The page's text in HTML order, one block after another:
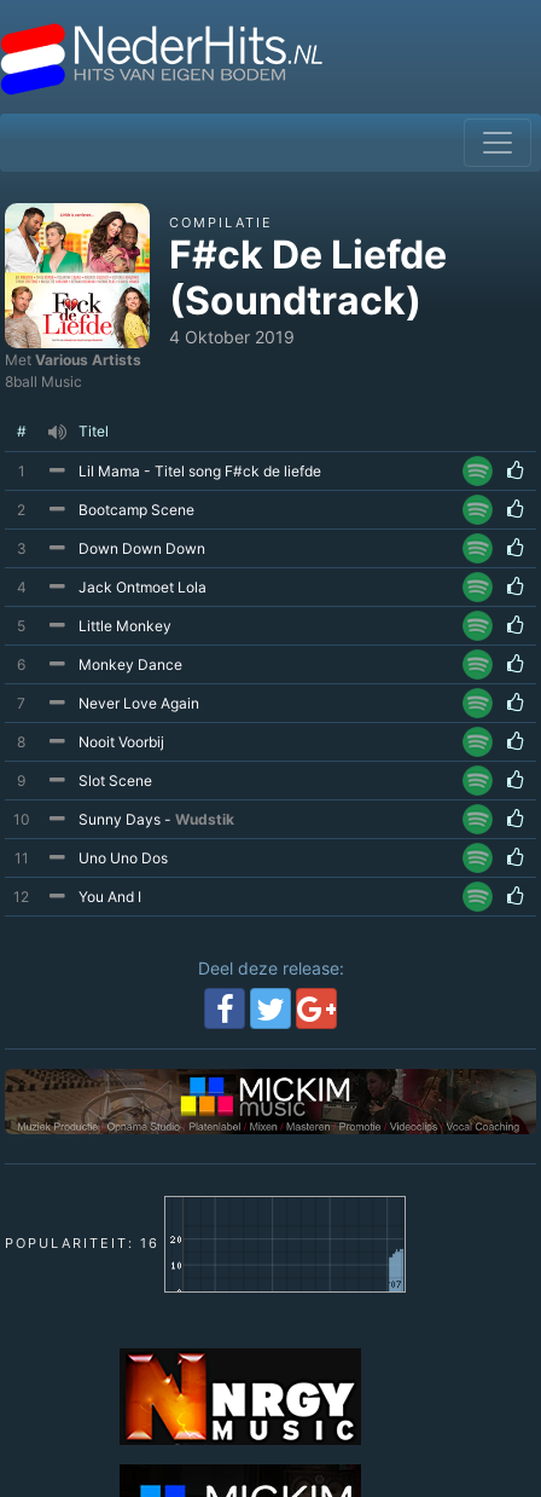
COMPILATIE
F#ck De Liefde
(Soundtrack)
4 Oktober 2019
Met Various Artists
8ball Music
# Titel
1 Lil Mama - Titel song F#ck de liefde
2 Bootcamp Scene
3 Down Down Down
4 Jack Ontmoet Lola
5 Little Monkey
6 Monkey Dance
7 Never Love Again
8 Nooit Voorbij
9 Slot Scene
10 Sunny Days - Wudstik
11 Uno Uno Dos
12 You And I
Deel deze release:
POPULARITEIT: 16